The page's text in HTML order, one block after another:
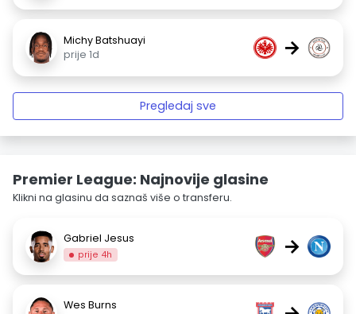
Michy Batshuayi
prije 1d
→
Pregledaj sve
Premier League: Najnovije glasine
Klikni na glasinu da saznaš više o transferu.
Gabriel Jesus
prije 4h →
Wes Burns